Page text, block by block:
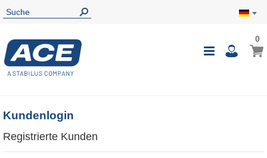
00
Kundenlogin
Registrierte Kunden